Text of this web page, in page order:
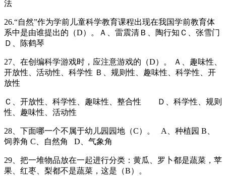
法
26.“自然”作为学前儿童科学教育课程出现在我国学前教育体
系中是由谁提出的（D）。Ａ、雷震清Ｂ、陶行知Ｃ、张雪门
Ｄ、陈鹤琴
27、在创编科学游戏时，应注意游戏的（D）。 Ａ、趣味性、
开放性、活动性、科学性 Ｂ、规则性、趣味性、科学性、开
放性
Ｃ、开放性、科学性、趣味性、整合性 Ｄ、科学性、规则
性、趣味性、活动性
28、下面哪一个不属于幼儿园园地（C）。 A、种植园 B、
饲养角 C、自然角 D、气象角
29、把一堆物品放在一起进行分类：黄瓜、罗卜都是蔬菜，苹
果、红枣、梨都不是蔬菜，这是（B）。